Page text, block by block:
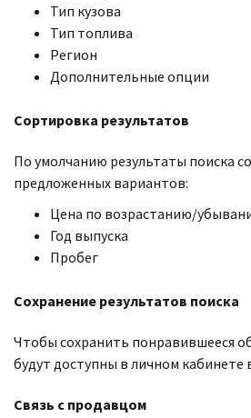
Тип кузова
Тип топлива
Регион
Дополнительные опции
Сортировка результатов
По умолчанию результаты поиска
предложенных вариантов:
Цена по возрастанию/
Год выпуска
Пробег
Сохранение результатов поиска
Чтобы сохранить понравившееся
будут доступны в личном кабинете
Связь с продавцом